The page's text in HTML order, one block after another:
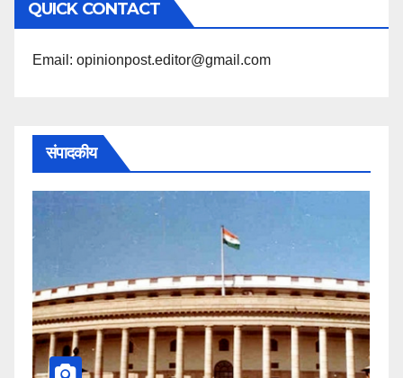
पढ़ें
QUICK CONTACT
Email: opinionpost.editor@gmail.com
संपादकीय